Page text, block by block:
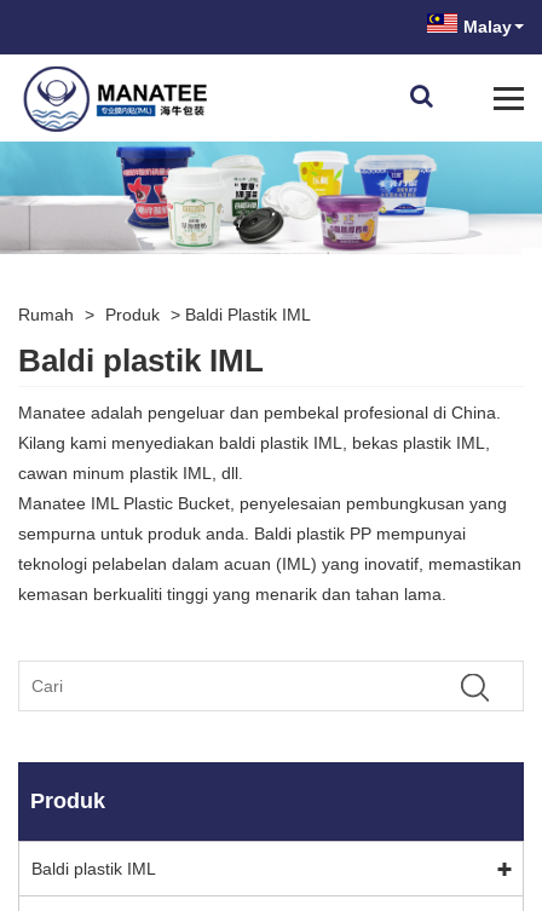
Malay
Rumah > Produk > Baldi Plastik IML
Baldi plastik IML
Manatee adalah pengeluar dan pembekal profesional di China.
Kilang kami menyediakan baldi plastik IML, bekas plastik IML,
cawan minum plastik IML, dll.
Manatee IML Plastic Bucket, penyelesaian pembungkusan yang
sempurna untuk produk anda. Baldi plastik PP mempunyai
teknologi pelabelan dalam acuan (IML) yang inovatif, memastikan
kemasan berkualiti tinggi yang menarik dan tahan lama.
Produk
Baldi plastik IML